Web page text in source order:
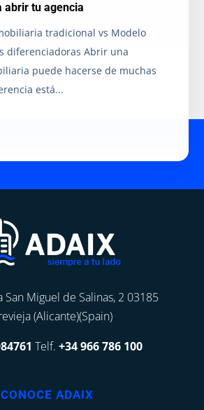
abrir tu agencia
tradicional vs Modelo
diferenciadoras Abrir una
puede hacerse de muchas
está...
San Miguel de Salinas, 2 03185
(Alicante)(Spain)
Telf.+34 966 786 100
CONOCE ADAIX